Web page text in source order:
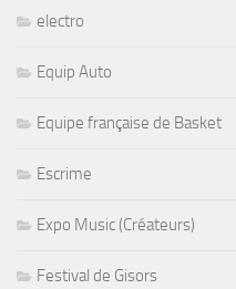
electro
Equip Auto
Equipe française de Basket
Escrime
Expo Music (Créateurs)
Festival de Gisors